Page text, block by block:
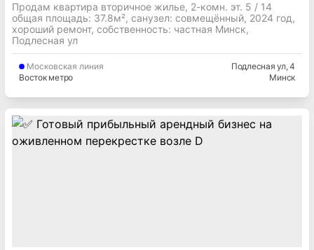
Продам квартира вторичное жилье, 2-комн. эт. 5 / 14
общая площадь: 37.8м², cанузел: совмещённый, 2024 год,
хороший ремонт, собственность: частная Минск,
Подлесная ул
Московская линия
Восток метро
Подлесная ул, 4
Минск